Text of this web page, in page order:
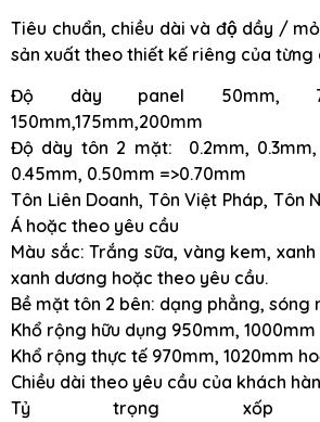
Tiêu chuẩn, chiều dài và độ dầy /
sản xuất theo thiết kế riêng của từng
Độ dày panel 50mm,
150mm,175mm,200mm
Độ dày tôn 2 mặt: 0.2mm, 0.3mm,
0.45mm, 0.50mm =>0.70mm
Tôn Liên Doanh, Tôn Việt Pháp, Tôn
Á hoặc theo yêu cầu
Màu sắc: Trắng sữa, vàng kem,
xanh dương hoặc theo yêu cầu.
Bề mặt tôn 2 bên: dạng phẳng, sóng
Khổ rộng hữu dụng 950mm, 1000mm
Khổ rộng thực tế 970mm, 1020mm
Chiều dài theo yêu cầu của khách
Tỷ trọng xốp